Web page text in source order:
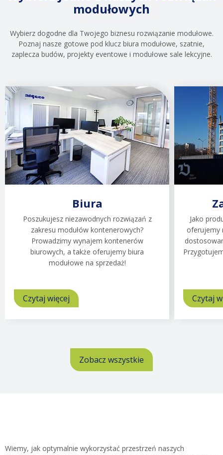
modułowych
Wybierz dogodne dla Twojego biznesu rozwiązanie modułowe.
Poznaj nasze gotowe pod klucz biura modułowe, szatnie,
zaplecza budów, projekty eventowe i modułowe sale lekcyjne.
Biura
Poszukujesz niezawodnych rozwiązań z
zakresu modułów kontenerowych?
Prowadzimy wynajem kontenerów
biurowych, a także oferujemy biura
modułowe na sprzedaż!
Czytaj więcej
Biura
Jako
oferujemy
Czytaj
Zobacz wszystkie
Wiemy, jak optymalnie wykorzystać przestrzeń naszych